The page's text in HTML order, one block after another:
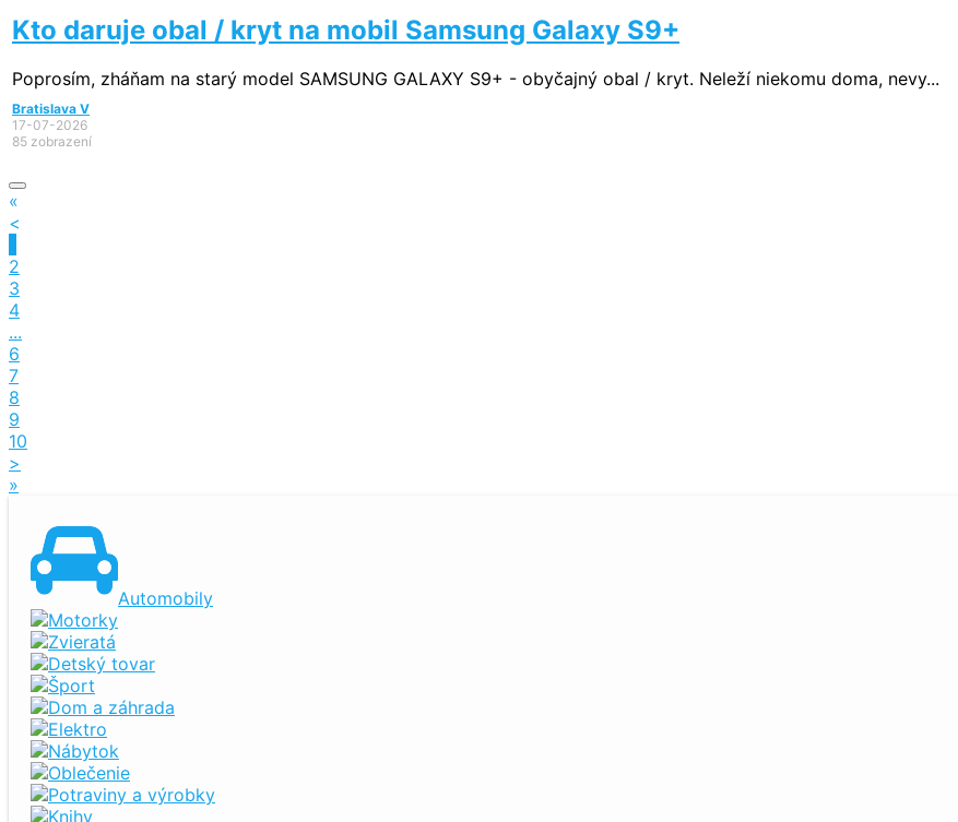
Kto daruje obal / kryt na mobil Samsung Galaxy S9+
Poprosím, zháňam na starý model SAMSUNG GALAXY S9+ - obyčajný obal / kryt. Neleží niekomu doma, nevy...
Bratislava V
17-07-2026
85 zobrazení
«
<
2
3
4
...
6
7
8
9
10
>
»
Automobily
Motorky
Zvieratá
Detský tovar
Šport
Dom a záhrada
Elektro
Nábytok
Oblečenie
Potraviny a výrobky
Knihy